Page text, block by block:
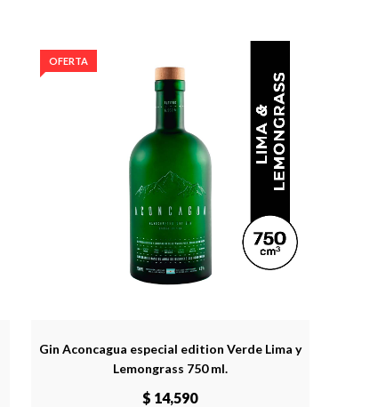
OFERTA
Gin Aconcagua especial edition Verde Lima y
Lemongrass 750 ml.
$ 14,590